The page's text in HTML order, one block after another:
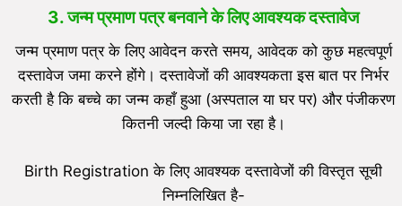
3.जन्म प्रमाण पत्र बनवाने के लिए आवश्यक दस्तावेज
जन्म प्रमाण पत्र के लिए आवेदन करते समय, आवेदक को कुछ महत्वपूर्ण
दस्तावेज जमा करने होंगे। दस्तावेजों की आवश्यकता इस बात पर निर्भर
करती है कि बच्चे का जन्म कहाँ हुआ (अस्पताल या घर पर) और पंजीकरण
कितनी जल्दी किया जा रहा है।
Birth Registration के लिए आवश्यक दस्तावेजों की विस्तृत सूची
निम्नलिखित है-